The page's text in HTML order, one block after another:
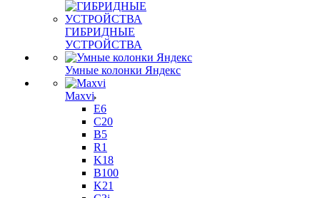
ГИБРИДНЫЕ
УСТРОЙСТВА
Умные колонки Яндекс
Maxvi
E6
C20
B5
R1
K18
B100
K21